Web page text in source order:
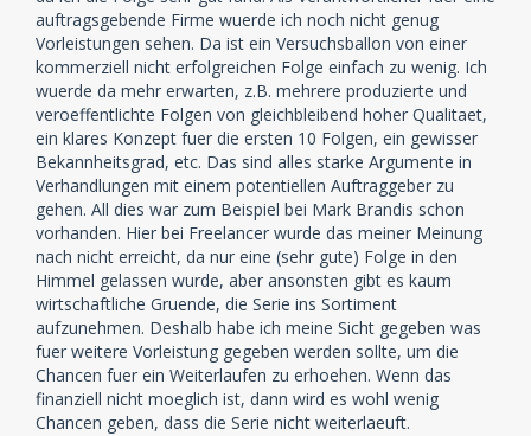
auftragsgebende Firme wuerde ich noch nicht genug
Vorleistungen sehen. Da ist ein Versuchsballon von einer
kommerziell nicht erfolgreichen Folge einfach zu wenig. Ich
wuerde da mehr erwarten, z.B. mehrere produzierte und
veroeffentlichte Folgen von gleichbleibend hoher Qualitaet,
ein klares Konzept fuer die ersten 10 Folgen, ein gewisser
Bekannheitsgrad, etc. Das sind alles starke Argumente in
Verhandlungen mit einem potentiellen Auftraggeber zu
gehen. All dies war zum Beispiel bei Mark Brandis schon
vorhanden. Hier bei Freelancer wurde das meiner Meinung
nach nicht erreicht, da nur eine (sehr gute) Folge in den
Himmel gelassen wurde, aber ansonsten gibt es kaum
wirtschaftliche Gruende, die Serie ins Sortiment
aufzunehmen. Deshalb habe ich meine Sicht gegeben was
fuer weitere Vorleistung gegeben werden sollte, um die
Chancen fuer ein Weiterlaufen zu erhoehen. Wenn das
finanziell nicht moeglich ist, dann wird es wohl wenig
Chancen geben, dass die Serie nicht weiterlaeuft.